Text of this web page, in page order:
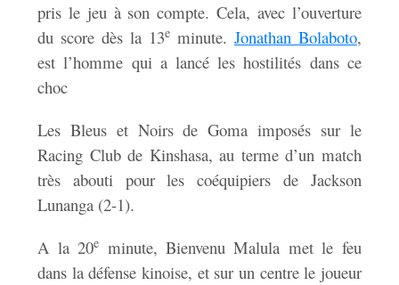
pris le jeu à son compte. Cela, avec l’ouverture
du score dès la 13eminute. Jonathan Bolaboto,
est l’homme qui a lancé les hostilités dans ce
choc
Les Bleus et Noirs de Goma imposés sur le
Racing Club de Kinshasa, au terme d’un match
très abouti pour les coéquipiers de Jackson
Lunanga (2-1).
A la 20e minute, Bienvenu Malula met le feu
dans la défense kinoise, et sur un centre le joueur